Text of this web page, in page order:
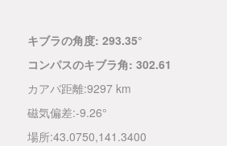
キブラの角度: 293.35°
コンパスのキブラ角: 302.61
カアバ距離:9297 km
磁気偏差:-9.26°
場所:43.0750,141.3400